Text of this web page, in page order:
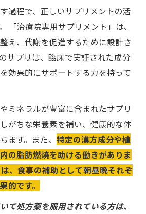
過程で、正しいサプリメントの活
「治療院専用サプリメント」は、
え、代謝を促進するために設計さ
サプリは、臨床で実証された成分
効果的にサポートする力を持って
ミネラルが豊富に含まれたサプリ
がちな栄養素を補い、健康的な体
ます。また、 特定の漢方成分や植
の脂肪燃焼を助ける働きがありま
、食事の補助として朝昼晩それぞ
的です。
て処方薬を服用されている方は、